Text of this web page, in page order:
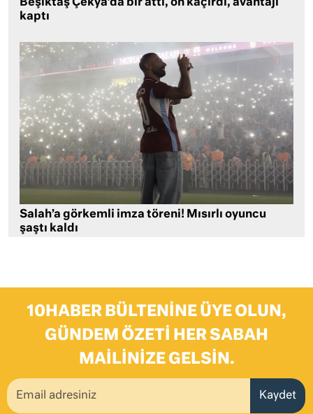
Beşiktaş Çekya’da bir attı, on kaçırdı, avantajı
kaptı
Salah’a görkemli imza töreni! Mısırlı oyuncu
şaştı kaldı
10HABER BÜLTENINE ÜYE OLUN,
GÜNDEM ÖZETI HER SABAH
MAILINIZE GELSIN.
Kaydet